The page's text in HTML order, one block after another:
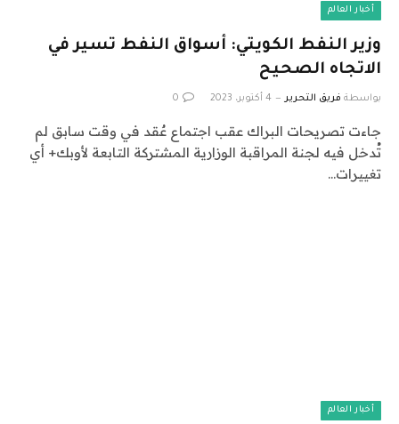
أخبار العالم
وزير النفط الكويتي: أسواق النفط تسير في
الاتجاه الصحيح
بواسطة فريق التحرير 4 أكتوبر، 2023 0
جاءت تصريحات البراك عقب اجتماع عٌقد في وقت سابق لم
تُدخل فيه لجنة المراقبة الوزارية المشتركة التابعة لأوبك+ أي
تغييرات…
أخبار العالم